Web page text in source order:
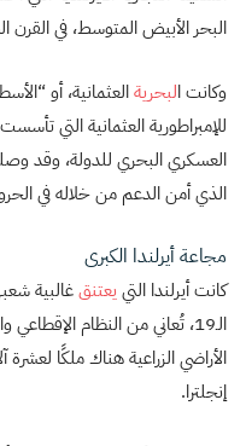
البحر الأبيض المتوسط، في
وكانت البحريةالعثمانية، أو
للإمبراطورية العثمانية التي
العسكري البحري للدولة، وقد
الذي أمن الدعم من خلاله في
مجاعة أيرلندا الكبرى
كانت أيرلندا التي يعتنقغالبية
الـ19، تُعاني من النظام
الأراضي الزراعية هناك ملكًا
إنجلترا.